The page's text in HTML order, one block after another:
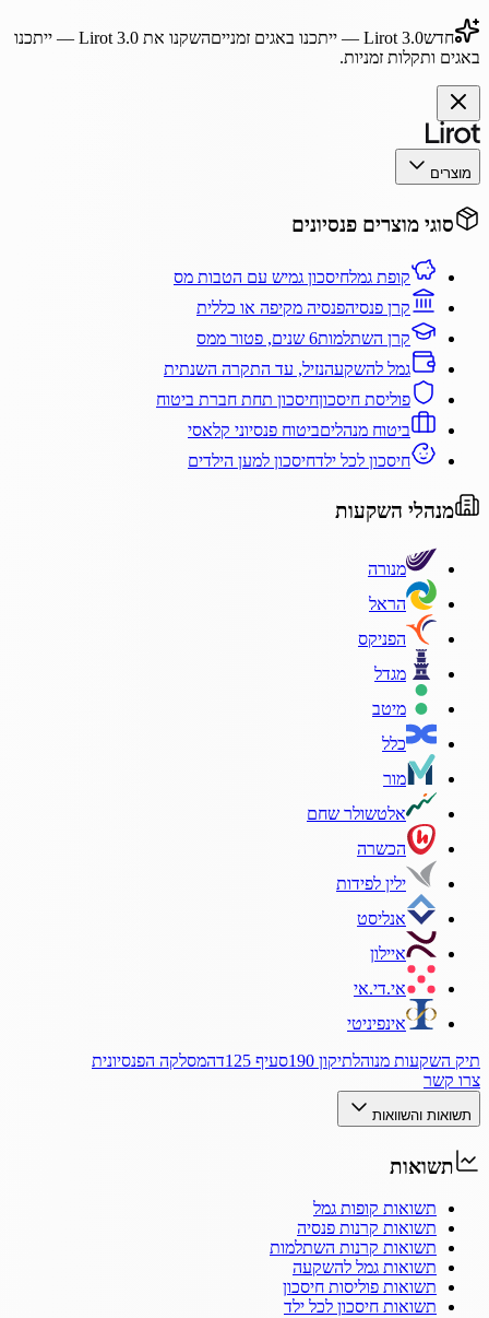
חדשLirot 3.0 — ייתכנו באגים זמנייםהשקנו את Lirot 3.0— ייתכנו
באגים ותקלות זמניות.
מוצרים
סוגי מוצרים פנסיונים
קופת גמלחיסכון גמיש עם הטבות מס
קרן פנסיהפנסיה מקיפה או כללית
קרן השתלמות6 שנים, פטור ממס
גמל להשקעהנזיל, עד התקרה השנתית
פוליסת חיסכוןחיסכון תחת חברת ביטוח
ביטוח מנהליםביטוח פנסיוני קלאסי
חיסכון לכל ילדחיסכון למען הילדים
מנהלי השקעות
מנורה
הראל
הפניקס
מגדל
מיטב
כלל
מור
אלטשולר שחם
הכשרה
ילין לפידות
אנליסט
איילון
אי.די.אי
אינפיניטי
תיק השקעות מנוהלתיקון 190 סעיף 125ד
המסלקה הפנסיונית
צרו קשר
תשואות והשוואות
תשואות
תשואות קופות גמל
תשואות קרנות פנסיה
תשואות קרנות השתלמות
תשואות גמל להשקעה
תשואות פוליסות חיסכון
תשואות חיסכון לכל ילד